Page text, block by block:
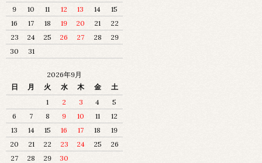
9
10 11 12 13 14
15
16
17 18 19 20 21
22
23
24 25 26 27 28
29
30
31
2026年9月
日
月 火 水 木 金
土
1
2 3 4
5
6
7 8 9 10 11
12
13
14 15 16 17 18
19
20
21 22 23 24 25
26
27
28 29 30